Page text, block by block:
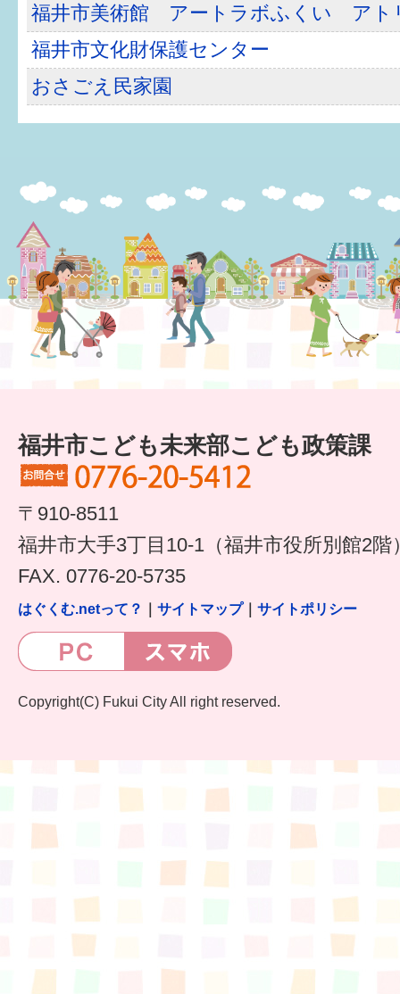
福井市美術館 アートラボふくい アト
福井市文化財保護センター
おさごえ民家園
福井市こども未来部こども政策課
〒910-8511
福井市大手3丁目10-1（福井市役所別館2階
FAX. 0776-20-5735
はぐくむ.netって？ サイトマップ｜ サイトポリシー
Copyright(C) Fukui City All right reserved.
さまざまな支援
子育てカレンダー
妊娠
3か月〜6か月
6か月〜1歳
1歳〜3歳
3歳〜就学前
就学後〜
イベントレポート
なるほどコラム
メールマガジン
はぐくむ.net相談コーナー
みんなの知恵袋
子育て情報誌「ほっと」
福井市図書館オススメの本
お出かけ情報
病気・けが 基本情報
パパもママも子育て
ワンポイント英会話
ソーシャルメディア